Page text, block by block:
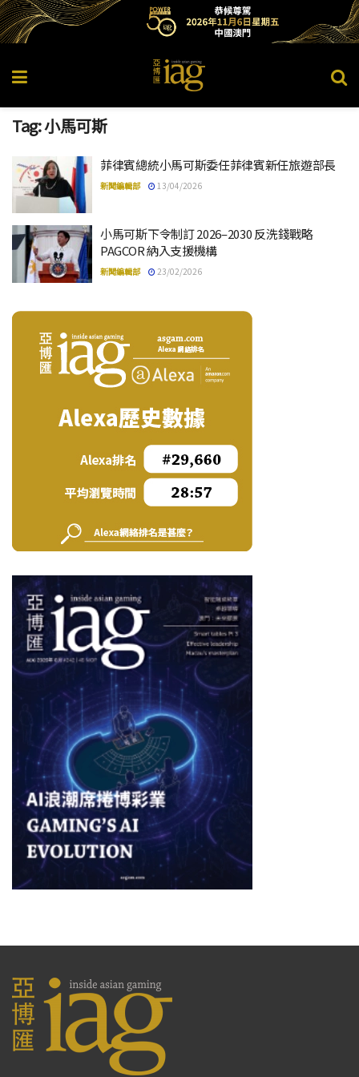
Tag:小馬可斯
菲律賓總統小馬可斯委任菲律賓新任旅遊部長
新聞編輯部 13/04/2026
小馬可斯下令制訂 2026–2030 反洗錢戰略
PAGCOR 納入支援機構
新聞編輯部 23/02/2026